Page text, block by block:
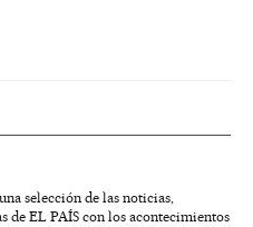
selección de las noticias,
de EL PAÍS con los acontecimientos